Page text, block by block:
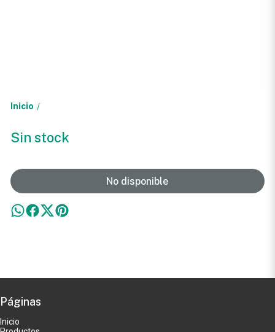
Inicio /
Sin stock
No disponible
Páginas
Inicio